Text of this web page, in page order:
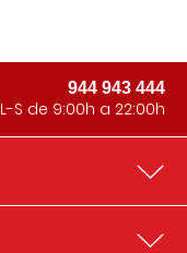
944 943 444
L-S de 9:00h a 22:00h